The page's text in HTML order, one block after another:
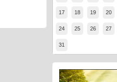
17 18 19 20
24 25 26 27
31